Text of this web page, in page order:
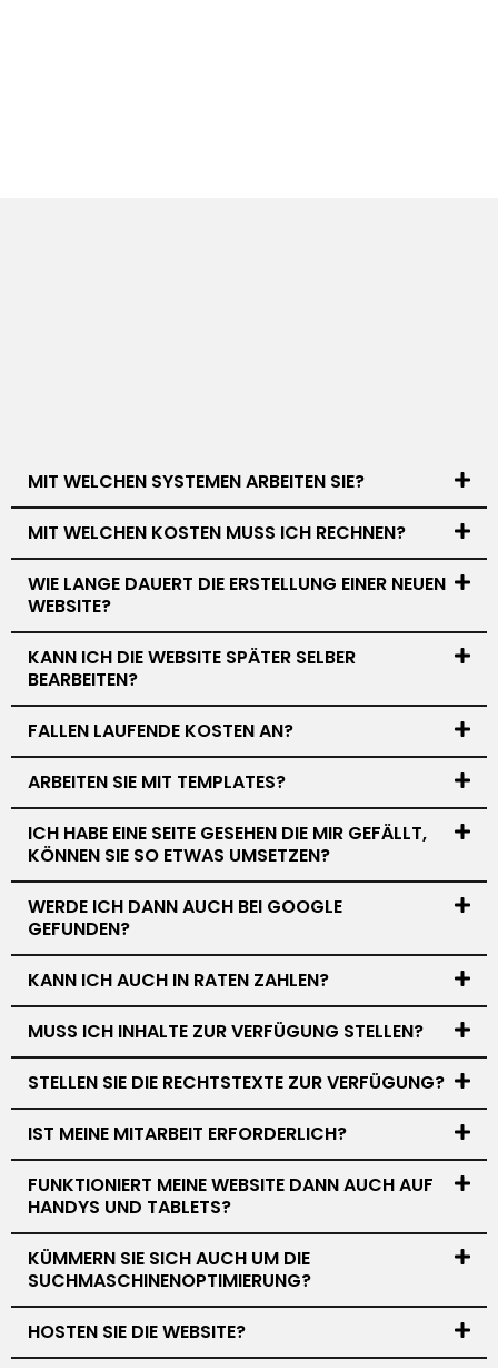
MIT WELCHEN SYSTEMEN ARBEITEN SIE?
MIT WELCHEN KOSTEN MUSS ICH RECHNEN?
WIE LANGE DAUERT DIE ERSTELLUNG EINER NEUEN
WEBSITE?
KANN ICH DIE WEBSITE SPÄTER SELBER
BEARBEITEN?
FALLEN LAUFENDE KOSTEN AN?
ARBEITEN SIE MIT TEMPLATES?
ICH HABE EINE SEITE GESEHEN DIE MIR GEFÄLLT,
KÖNNEN SIE SO ETWAS UMSETZEN?
WERDE ICH DANN AUCH BEI GOOGLE
GEFUNDEN?
KANN ICH AUCH IN RATEN ZAHLEN?
MUSS ICH INHALTE ZUR VERFÜGUNG STELLEN?
STELLEN SIE DIE RECHTSTEXTE ZUR VERFÜGUNG?
IST MEINE MITARBEIT ERFORDERLICH?
FUNKTIONIERT MEINE WEBSITE DANN AUCH AUF
HANDYS UND TABLETS?
KÜMMERN SIE SICH AUCH UM DIE
SUCHMASCHINENOPTIMIERUNG?
HOSTEN SIE DIE WEBSITE?